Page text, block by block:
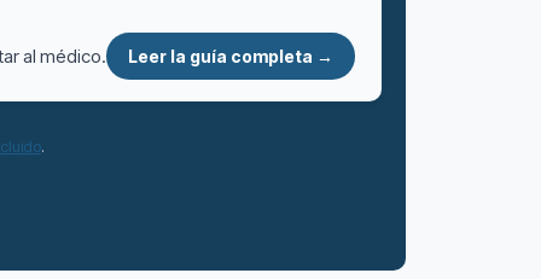
al médico. Leer la guía completa →
.